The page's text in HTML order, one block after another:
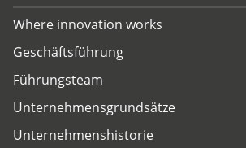
Where innovation works
Geschäftsführung
Führungsteam
Unternehmensgrundsätze
Unternehmenshistorie